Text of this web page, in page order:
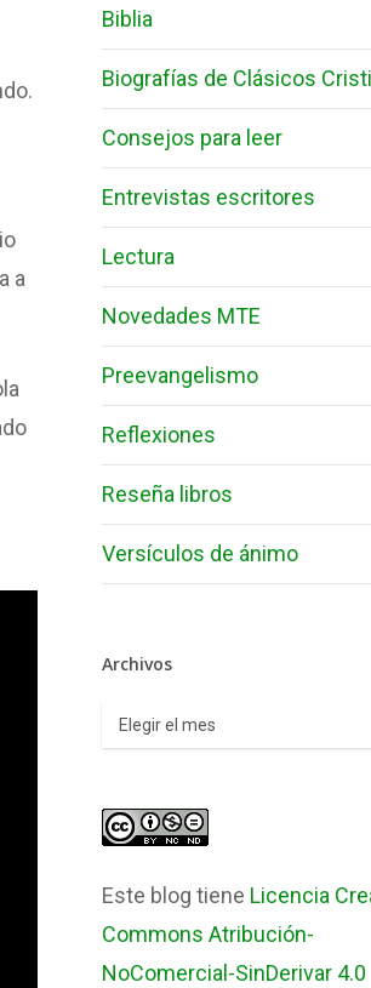
a
Biblia
Biografías de Clásicos
Consejos para leer
Entrevistas escritores
Lectura
Novedades MTE
Preevangelismo
Reflexiones
Reseña libros
Versículos de ánimo
Archivos
Archivos
Este blog tiene Licencia
Commons Atribución-
NoComercial-SinDerivar 4.0